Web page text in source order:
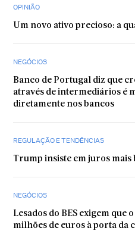
OPINIÃO
Um novo ativo precioso: a
NEGÓCIOS
Banco de Portugal diz que
através de intermediários é
diretamente nos bancos
REGULAÇÃO E TENDÊNCIAS
Trump insiste em juros mais
NEGÓCIOS
Lesados do BES exigem que
milhões de euros à porta